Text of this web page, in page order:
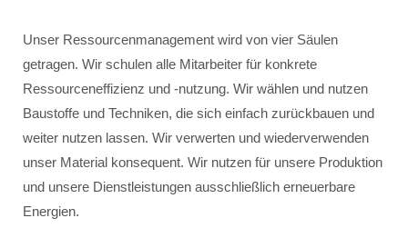
Unser Ressourcenmanagement wird von vier Säulen
getragen. Wir schulen alle Mitarbeiter für konkrete
Ressourceneffizienz und -nutzung. Wir wählen und nutzen
Baustoffe und Techniken, die sich einfach zurückbauen und
weiter nutzen lassen. Wir verwerten und wiederverwenden
unser Material konsequent. Wir nutzen für unsere Produktion
und unsere Dienstleistungen ausschließlich erneuerbare
Energien.